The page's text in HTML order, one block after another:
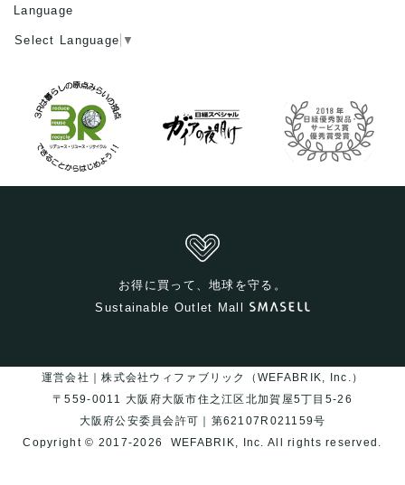
Language
Select Language ▼
お得に買って、地球を守る。
Sustainable Outlet Mall
運営会社｜株式会社ウィファブリック（WEFABRIK, Inc.）
〒559-0011 大阪府大阪市住之江区北加賀屋5丁目5-26
大阪府公安委員会許可｜第62107R021159号
Copyright © 2017-2026
WEFABRIK, Inc.All rights reserved.